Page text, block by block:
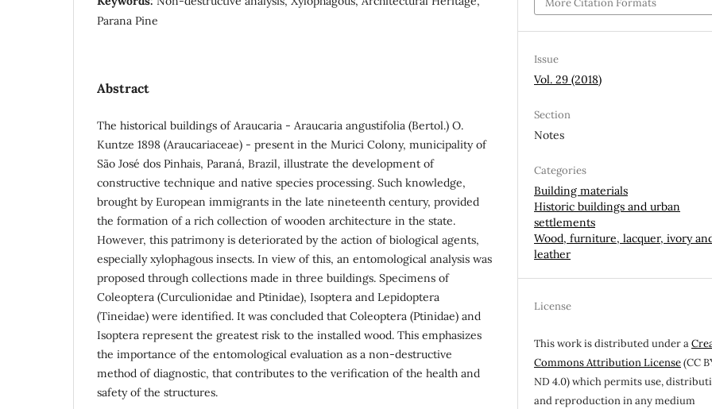
Parana Pine
Abstract
The historical buildings of Araucaria - Araucaria angustifolia (Bertol.) O.
Kuntze 1898 (Araucariaceae) - present in the Murici Colony, municipality of
São José dos Pinhais, Paraná, Brazil, illustrate the development of
constructive technique and native species processing. Such knowledge,
brought by European immigrants in the late nineteenth century, provided
the formation of a rich collection of wooden architecture in the state.
However, this patrimony is deteriorated by the action of biological agents,
especially xylophagous insects. In view of this, an entomological analysis was
proposed through collections made in three buildings. Specimens of
Coleoptera (Curculionidae and Ptinidae), Isoptera and Lepidoptera
(Tineidae) were identified. It was concluded that Coleoptera (Ptinidae) and
Isoptera represent the greatest risk to the installed wood. This emphasizes
the importance of the entomological evaluation as a non-destructive
method of diagnostic, that contributes to the verification of the health and
safety of the structures.
More Citation Formats
Issue
Vol. 29 (2018)
Section
Notes
Categories
Building materials
Historic buildings and urban
settlements
Wood, furniture, lacquer, ivory
leather
License
This work is distributed under a
Commons Attribution License(CC
ND 4.0) which permits use,
and reproduction in any medium